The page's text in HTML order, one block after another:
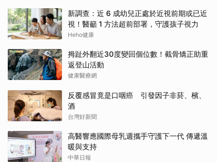
新調查：近 6 成幼兒正處於近視前期或已近
視！醫籲 1 方法超前部署，守護孩子視力
Heho健康
拇趾外翻近30度變回個位數！截骨矯正助重
返登山活動
健康醫療網
反覆感冒竟是口咽癌 引發因子非菸、檳、
酒
台灣好新聞
高醫響應國際母乳週攜手守護下一代 傳遞溫
暖與支持
中華日報